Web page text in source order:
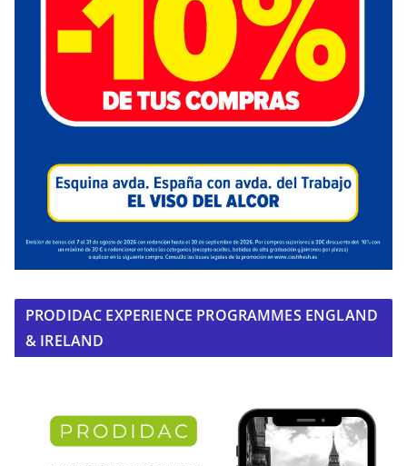
PRODIDAC EXPERIENCE PROGRAMMES ENGLAND
& IRELAND